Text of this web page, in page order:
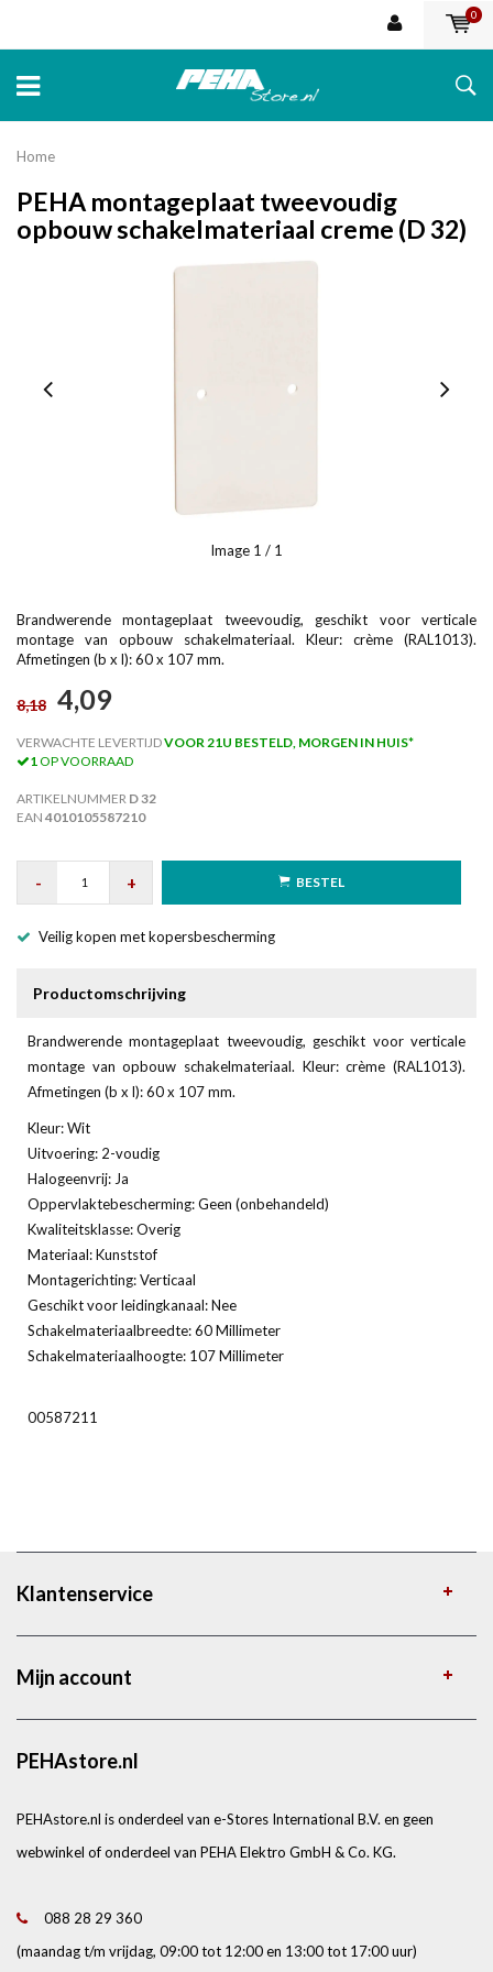
0
Home
PEHA montageplaat tweevoudig
opbouw schakelmateriaal creme (D 32)
Image 1 / 1
Brandwerende montageplaat tweevoudig, geschikt voor verticale
montage van opbouw schakelmateriaal. Kleur: crème (RAL1013).
Afmetingen (b x l): 60 x 107 mm.
8,18 4,09
VERWACHTE LEVERTIJDVOOR 21U BESTELD, MORGEN IN HUIS*
1OP VOORRAAD
ARTIKELNUMMER D 32
EAN 4010105587210
- + BESTEL
Veilig kopen met kopersbescherming
Productomschrijving
Brandwerende montageplaat tweevoudig, geschikt voor verticale
montage van opbouw schakelmateriaal. Kleur: crème (RAL1013).
Afmetingen (b x l): 60 x 107 mm.
Kleur: Wit
Uitvoering: 2-voudig
Halogeenvrij: Ja
Oppervlaktebescherming: Geen (onbehandeld)
Kwaliteitsklasse: Overig
Materiaal: Kunststof
Montagerichting: Verticaal
Geschikt voor leidingkanaal: Nee
Schakelmateriaalbreedte: 60 Millimeter
Schakelmateriaalhoogte: 107 Millimeter
00587211
Klantenservice
Mijn account
PEHAstore.nl
PEHAstore.nl is onderdeel van e-Stores International B.V. en geen
webwinkel of onderdeel van PEHA Elektro GmbH & Co. KG.
088 28 29 360
(maandag t/m vrijdag, 09:00 tot 12:00 en 13:00 tot 17:00 uur)